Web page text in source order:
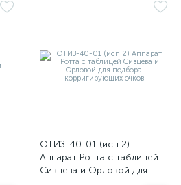
ОТИЗ-40-01 (исп 2)
Аппарат Ротта с таблицей
Сивцева и Орловой для